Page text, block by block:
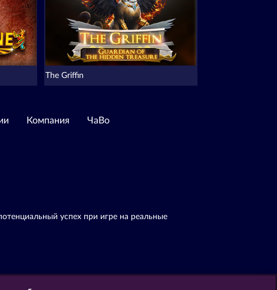
The Griffin
Компания ЧаВо
успех при игре на реальные